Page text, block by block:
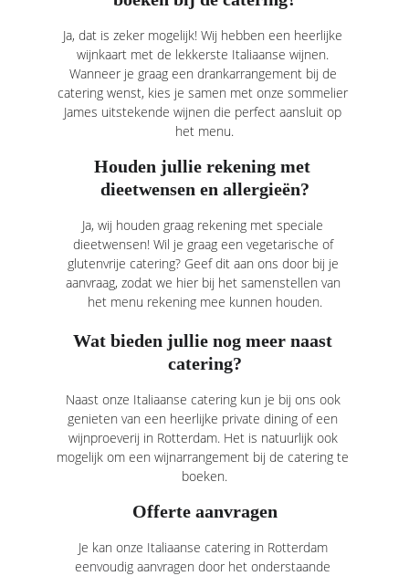
Offerte aanvragen
Je kan onze Italiaanse catering in Rotterdam
eenvoudig aanvragen door het onderstaande
Houden jullie rekening met
dieetwensen en allergieën?
Ja, wij houden graag rekening met speciale
dieetwensen! Wil je graag een vegetarische of
glutenvrije catering? Geef dit aan ons door bij je
aanvraag, zodat we hier bij het samenstellen van
het menu rekening mee kunnen houden.
Ja, dat is zeker mogelijk! Wij hebben een heerlijke
wijnkaart met de lekkerste Italiaanse wijnen.
Wanneer je graag een drankarrangement bij de
catering wenst, kies je samen met onze sommelier
James uitstekende wijnen die perfect aansluit op
het menu.
Wat bieden jullie nog meer naast
catering?
Naast onze Italiaanse catering kun je bij ons ook
genieten van een heerlijke private dining of een
wijnproeverij in Rotterdam. Het is natuurlijk ook
mogelijk om een wijnarrangement bij de catering te
boeken.